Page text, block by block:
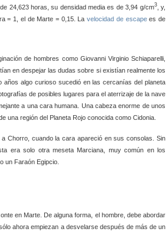
24,623 horas, su densidad media es de 3,94 g/cm3, y,
= 1, el de Marte = 0,15. Lavelocidad de escapees de
de hombres como Giovanni Virginio Schiaparelli,
en despejar las dudas sobre si existían realmente los
algo curioso sucedió en las cercanías del planeta
de posibles lugares para el aterrizaje de la nave
a una cara humana. Una cabeza enorme de unos
una región del Planeta Rojo conocida como Cidonia.
Chorro, cuando la cara apareció en sus consolas. Sin
era solo otra meseta Marciana, muy común en los
un Faraón Egipcio.
en Marte. De alguna forma, el hombre, debe abordar
ahora empiezan a desvelarse después de más de un